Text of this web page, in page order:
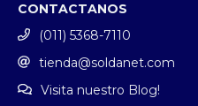
CONTACTANOS
(011) 5368-7110
tienda@soldanet.com
Visita nuestro Blog!